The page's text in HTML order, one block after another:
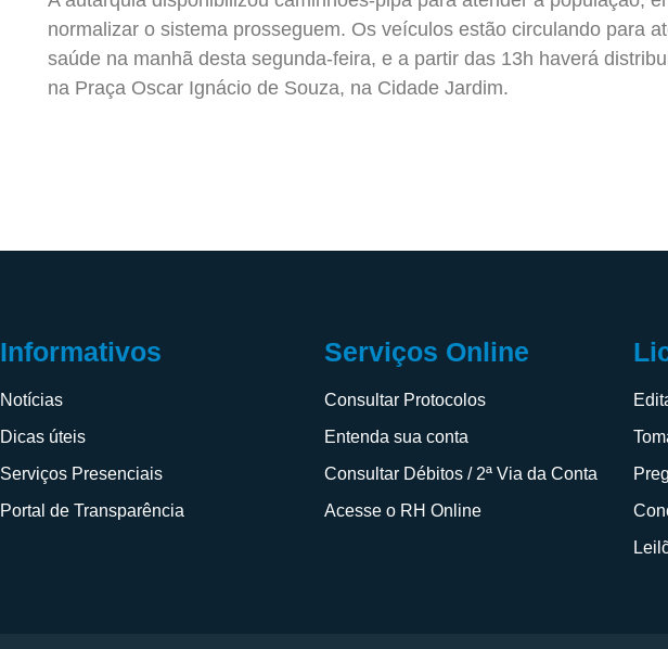
normalizar o sistema prosseguem. Os veículos estão circulando para
saúde na manhã desta segunda-feira, e a partir das 13h haverá
na Praça Oscar Ignácio de Souza, na Cidade Jardim.
Informativos
Notícias
Dicas úteis
Serviços Presenciais
Portal de Transparência
Serviços Online
Consultar Protocolos
Entenda sua conta
Consultar Débitos / 2ª Via da Conta
Acesse o RH Online